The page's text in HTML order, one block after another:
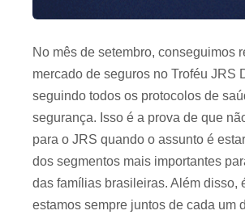
No mês de setembro, conseguimos
mercado de seguros no Troféu JRS
seguindo todos os protocolos de
segurança. Isso é a prova de que
para o JRS quando o assunto é
dos segmentos mais importantes
das famílias brasileiras. Além disso,
estamos sempre juntos de cada um